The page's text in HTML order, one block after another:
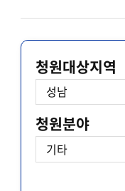
청원대상지역
청원분야